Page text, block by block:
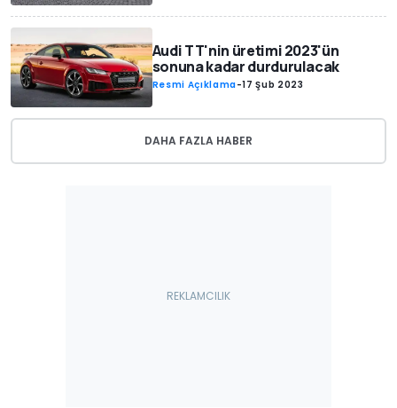
Audi TT'nin üretimi 2023'ün
sonuna kadar durdurulacak
Resmi Açıklama-17 Şub 2023
DAHA FAZLA HABER